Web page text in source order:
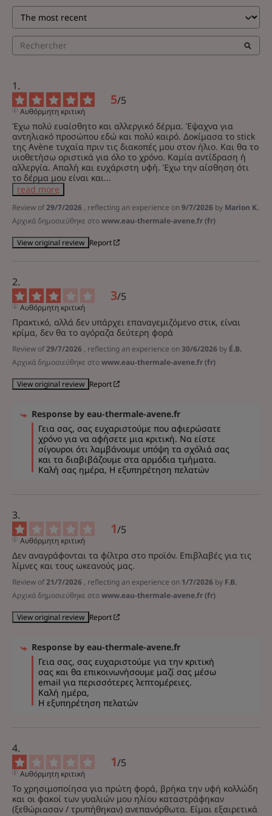
5/5
Αυθόρμητη κριτική
Έχω πολύ ευαίσθητο και αλλεργικό δέρμα. Έψαχνα για
αντηλιακό προσώπου εδώ και πολύ καιρό. Δοκίμασα το stick
της Avène τυχαία πριν τις διακοπές μου στον ήλιο. Και θα το
υιοθετήσω οριστικά για όλο το χρόνο. Καμία αντίδραση ή
αλλεργία. Απαλή και ευχάριστη υφή. Έχω την αίσθηση ότι
το δέρμα μου είναι και...
read more
Review of29/7/2026 , reflecting an experience on9/7/2026 by Marion K.
Αρχικά δημοσιεύθηκε στοwww.eau-thermale-avene.fr (fr)
View original review Report
3/5
Αυθόρμητη κριτική
Πρακτικό, αλλά δεν υπάρχει επαναγεμιζόμενο στικ, είναι
κρίμα, δεν θα το αγόραζα δεύτερη φορά
Review of29/7/2026 , reflecting an experience on30/6/2026 by É.B.
Αρχικά δημοσιεύθηκε στοwww.eau-thermale-avene.fr (fr)
View original review Report
Response by eau-thermale-avene.fr
Γεια σας, σας ευχαριστούμε που αφιερώσατε
χρόνο για να αφήσετε μια κριτική. Να είστε
σίγουροι ότι λαμβάνουμε υπόψη τα σχόλιά σας
και τα διαβιβάζουμε στα αρμόδια τμήματα.
Καλή σας ημέρα, Η εξυπηρέτηση πελατών
1/5
Αυθόρμητη κριτική
Δεν αναγράφονται τα φίλτρα στο προϊόν. Επιβλαβές για τις
λίμνες και τους ωκεανούς μας.
Review of21/7/2026 , reflecting an experience on 1/7/2026 by F.B.
Αρχικά δημοσιεύθηκε στοwww.eau-thermale-avene.fr (fr)
View original review Report
Response by eau-thermale-avene.fr
Γεια σας, σας ευχαριστούμε για την κριτική
σας και θα επικοινωνήσουμε μαζί σας μέσω
email για περισσότερες λεπτομέρειες.
Καλή ημέρα,
Η εξυπηρέτηση πελατών
1/5
Αυθόρμητη κριτική
Το χρησιμοποίησα για πρώτη φορά, βρήκα την υφή κολλώδη
και οι φακοί των γυαλιών μου ηλίου καταστράφηκαν
(ξεθώριασαν / τρυπήθηκαν) ανεπανόρθωτα. Είμαι εξαιρετικά